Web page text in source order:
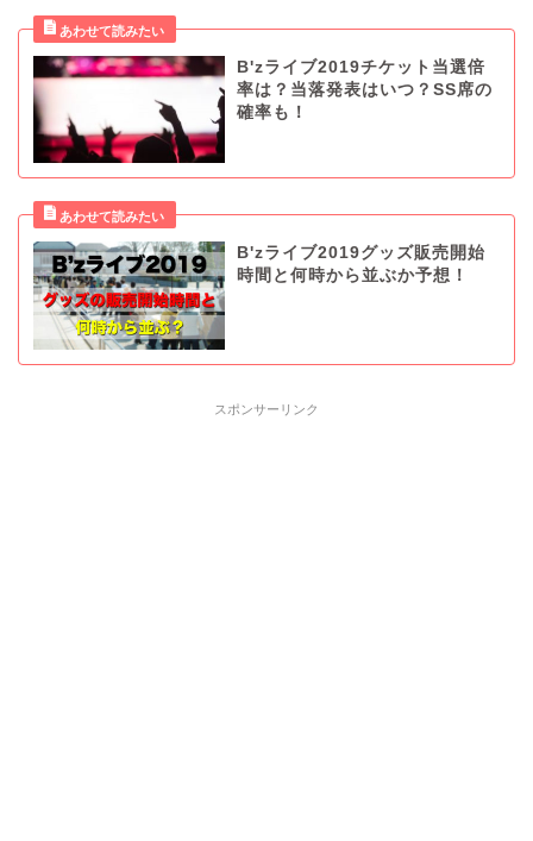
B'zライブ2019チケット当選倍
率は？当落発表はいつ？SS席の
確率も！
B'zライブ2019グッズ販売開始
時間と何時から並ぶか予想！
スポンサーリンク